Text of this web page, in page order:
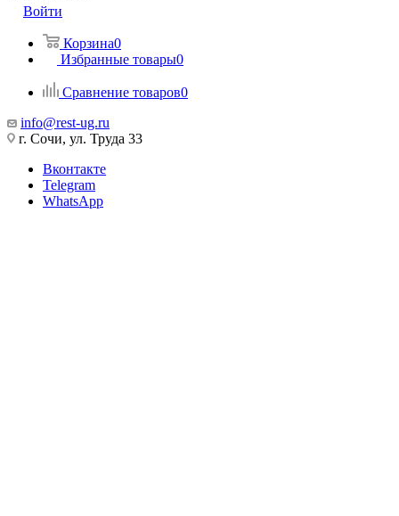
Войти
Корзина0
Избранные товары0
Сравнение товаров0
info@rest-ug.ru
г. Сочи, ул. Труда 33
Вконтакте
Telegram
WhatsApp